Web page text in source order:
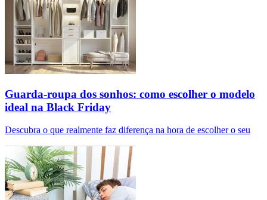
Guarda-roupa dos sonhos: como escolher o modelo
ideal na Black Friday
Descubra o que realmente faz diferença na hora de escolher o seu